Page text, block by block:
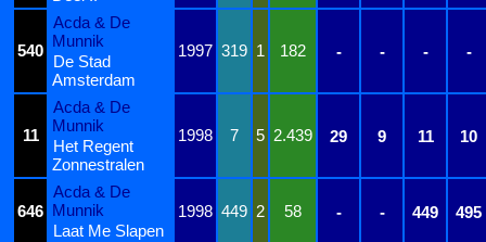
540
Acda & De
Munnik
1997 319 1 182 - - - -
De Stad
Amsterdam
11
Acda & De
Munnik
1998 7 5 2.439 29 9 11 10
Het Regent
Zonnestralen
646
Acda & De
Munnik
1998 449 2 58 - - 449
495
Laat Me Slapen